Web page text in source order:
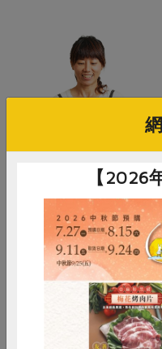
RPET
【2026